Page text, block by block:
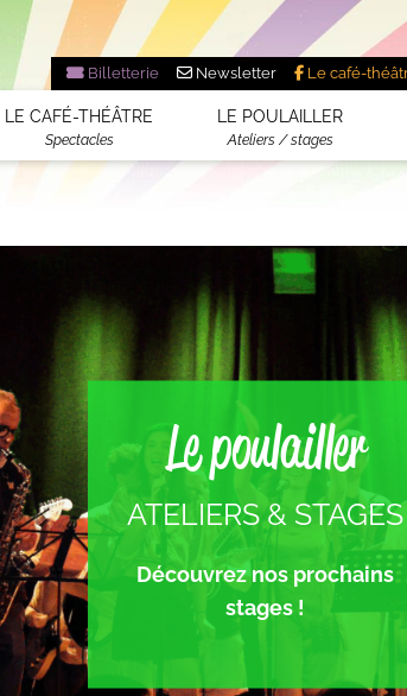
Billetterie Newsletter Le café-
LE CAFÉ-THÉÂTRE
Spectacles
LE POULAILLER
Ateliers / stages
Le poulailler
ATELIERS & STAGES
Découvrez nos prochains
stages !